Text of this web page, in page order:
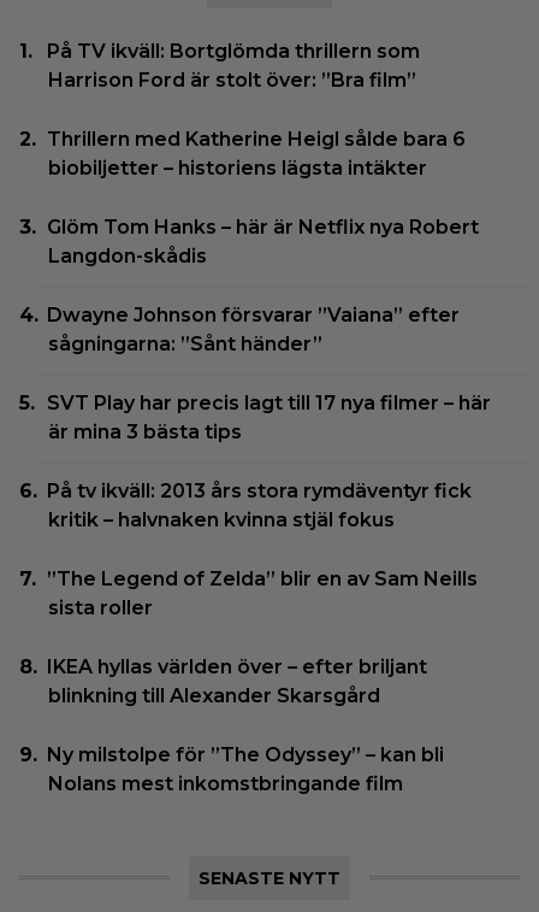
På TV ikväll: Bortglömda thrillern som
Harrison Ford är stolt över: ”Bra film”
Thrillern med Katherine Heigl sålde bara 6
biobiljetter – historiens lägsta intäkter
Glöm Tom Hanks – här är Netflix nya Robert
Langdon-skådis
Dwayne Johnson försvarar ”Vaiana” efter
sågningarna: ”Sånt händer”
SVT Play har precis lagt till 17 nya filmer – här
är mina 3 bästa tips
På tv ikväll: 2013 års stora rymdäventyr fick
kritik – halvnaken kvinna stjäl fokus
”The Legend of Zelda” blir en av Sam Neills
sista roller
IKEA hyllas världen över – efter briljant
blinkning till Alexander Skarsgård
Ny milstolpe för ”The Odyssey” – kan bli
Nolans mest inkomstbringande film
SENASTE NYTT